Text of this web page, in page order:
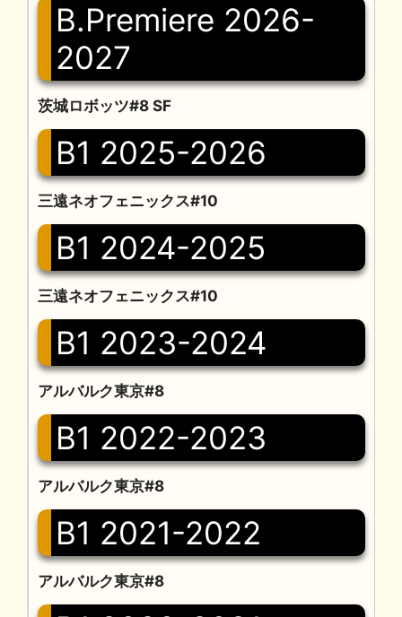
B.Premiere 2026-
2027
茨城ロボッツ#8 SF
B1 2025-2026
三遠ネオフェニックス#10
B1 2024-2025
三遠ネオフェニックス#10
B1 2023-2024
アルバルク東京#8
B1 2022-2023
アルバルク東京#8
B1 2021-2022
アルバルク東京#8